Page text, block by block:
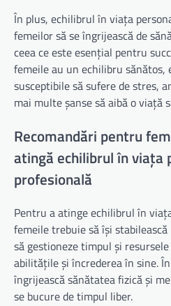
În plus, echilibrul în viața
femeilor să se îngrijească de
ceea ce este esențial pentru
femeile au un echilibru
susceptibile să sufere de stres,
mai multe șanse să aibă o viață
Recomandări pentru
atingă echilibrul în viața
profesională
Pentru a atinge echilibrul în
femeile trebuie să își
să gestioneze timpul și
abilitățile și încrederea în sine.
îngrijească sănătatea fizică și
se bucure de timpul liber.